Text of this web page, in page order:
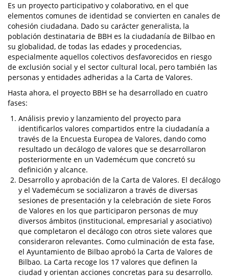
Es un proyecto participativo y colaborativo, en el que
elementos comunes de identidad se convierten en canales de
cohesión ciudadana. Dado su carácter generalista, la
población destinataria de BBH es la ciudadanía de Bilbao en
su globalidad, de todas las edades y procedencias,
especialmente aquellos colectivos desfavorecidos en riesgo
de exclusión social y el sector cultural local, pero también las
personas y entidades adheridas a la Carta de Valores.
Hasta ahora, el proyecto BBH se ha desarrollado en cuatro
fases:
Análisis previo y lanzamiento del proyecto para
identificarlos valores compartidos entre la ciudadanía a
través de la Encuesta Europea de Valores, dando como
resultado un decálogo de valores que se desarrollaron
posteriormente en un Vademécum que concretó su
definición y alcance.
Desarrollo y aprobación de la Carta de Valores. El decálogo
y el Vademécum se socializaron a través de diversas
sesiones de presentación y la celebración de siete Foros
de Valores en los que participaron personas de muy
diversos ámbitos (institucional, empresarial y asociativo)
que completaron el decálogo con otros siete valores que
consideraron relevantes. Como culminación de esta fase,
el Ayuntamiento de Bilbao aprobó la Carta de Valores de
Bilbao. La Carta recoge los 17 valores que definen la
ciudad y orientan acciones concretas para su desarrollo.